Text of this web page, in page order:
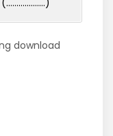
download